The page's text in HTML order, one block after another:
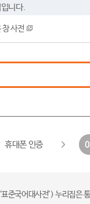
니다.
창 사전
휴대폰 인증
준국어대사전’) 누리집